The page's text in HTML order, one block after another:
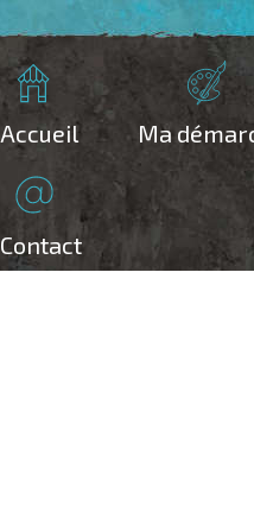
Accueil Ma
Contact